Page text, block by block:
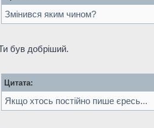
Змінився яким чином?
був добріший.
Цитата:
Якщо хтось постійно пише єресь...